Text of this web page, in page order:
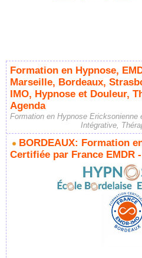
Formation en Hypnose,
Marseille, Bordeaux,
IMO, Hypnose et Douleur,
Agenda
Formation en Hypnose
Intégrative,
BORDEAUX: Formation
Certifiée par France EMDR